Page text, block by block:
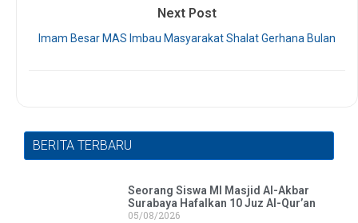
Next Post
Imam Besar MAS Imbau Masyarakat Shalat Gerhana Bulan
BERITA TERBARU
Seorang Siswa MI Masjid Al-Akbar
Surabaya Hafalkan 10 Juz Al-Qur’an
05/08/2026